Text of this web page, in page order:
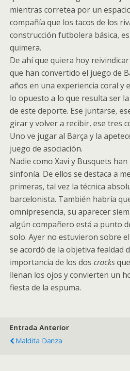
mientras corretea por un
compañía que los tacos de los
construcción futbolera básica,
quimera.
De ahí que quiera hoy
que han convertido el juego de
años en una experiencia coral y
lo opuesto a lo que resulta ser
de este deporte. Ese juntarse,
girar y volver a recibir, ese tres
Uno ve jugar al Barça y la
juego de asociación.
Nadie como Xavi y Busquets
sinfonía. De ellos se destaca a
primeras, tal vez la técnica
barcelonista. También habría
omnipresencia, su aparecer
algún compañero está a punto
solo. Ayer no estuvieron sobre
se acordó de la objetiva fealdad
importancia de los dos cracks
llenan los ojos y convierten un
fiesta de la espuma.
Entrada Anterior
Maldita Danza